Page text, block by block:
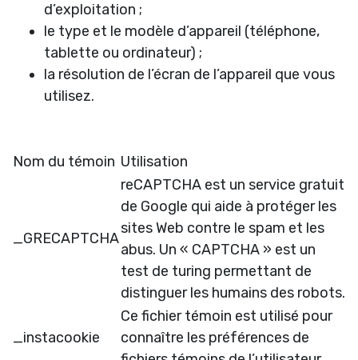
d’exploitation ;
le type et le modèle d’appareil (téléphone,
tablette ou ordinateur) ;
la résolution de l’écran de l’appareil que vous
utilisez.
Nom du témoin Utilisation
_GRECAPTCHA
reCAPTCHA est un service gratuit
de Google qui aide à protéger les
sites Web contre le spam et les
abus. Un « CAPTCHA » est un
test de turing permettant de
distinguer les humains des robots.
_instacookie
Ce fichier témoin est utilisé pour
connaître les préférences de